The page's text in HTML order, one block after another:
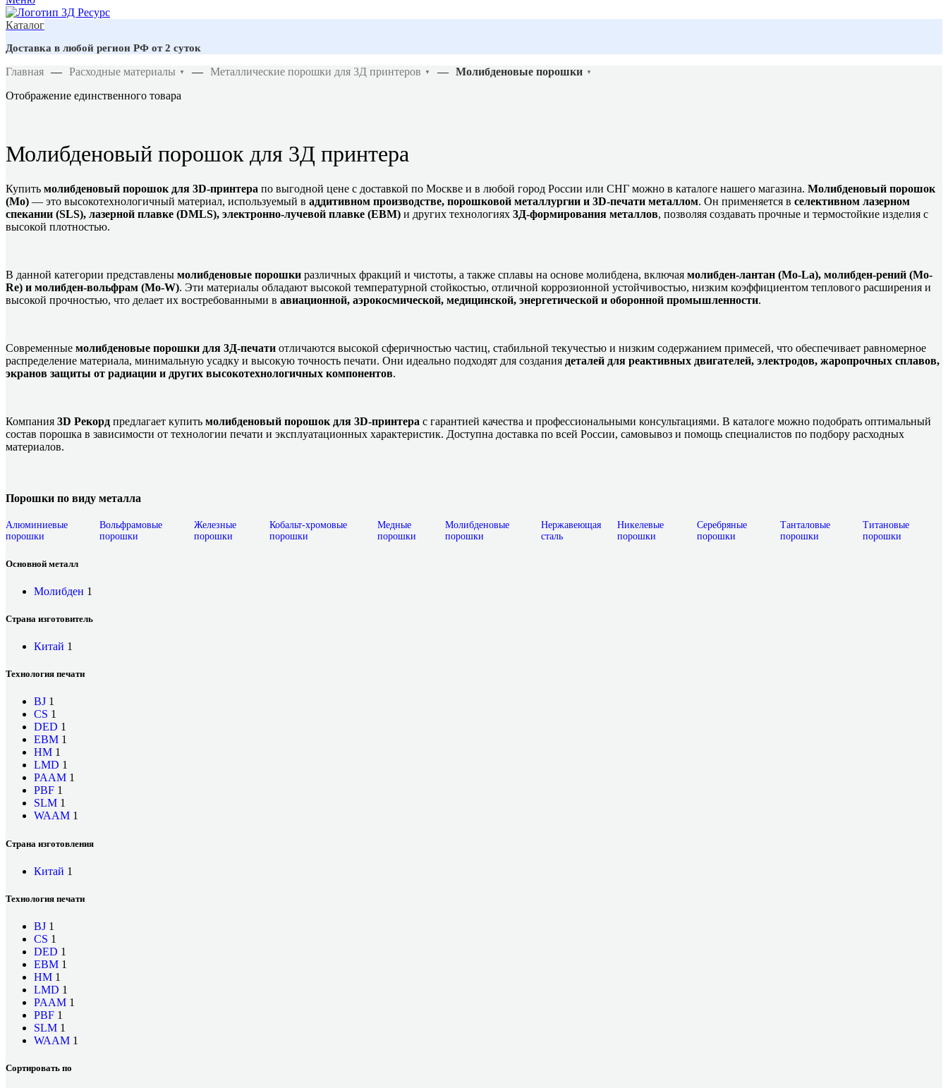
Каталог
Доставка в любой регион РФ от 2 суток
Главная — Расходные материалы ▼ — Металлические порошки для 3Д принтеров ▼ — Молибденовые порошки ▼
Отображение единственного товара
Молибденовый порошок для 3Д принтера
Купить молибденовый порошок для 3D-принтера по выгодной цене с доставкой по Москве и в любой город России или СНГ можно в каталоге нашего магазина. Молибденовый порошок
(Mo) — это высокотехнологичный материал, используемый в аддитивном производстве, порошковой металлургии и 3D-печати металлом. Он применяется в селективном лазерном
спекании (SLS), лазерной плавке (DMLS), электронно-лучевой плавке (EBM) и других технологиях 3Д-формирования металлов, позволяя создавать прочные и термостойкие изделия с
высокой плотностью.
В данной категории представлены молибденовые порошки различных фракций и чистоты, а также сплавы на основе молибдена, включая молибден-лантан (Mo-La), молибден-рений (Mo-
Re) и молибден-вольфрам (Mo-W). Эти материалы обладают высокой температурной стойкостью, отличной коррозионной устойчивостью, низким коэффициентом теплового расширения и
высокой прочностью, что делает их востребованными в авиационной, аэрокосмической, медицинской, энергетической и оборонной промышленности.
Современные молибденовые порошки для 3Д-печати отличаются высокой сферичностью частиц, стабильной текучестью и низким содержанием примесей, что обеспечивает равномерное
распределение материала, минимальную усадку и высокую точность печати. Они идеально подходят для создания деталей для реактивных двигателей, электродов, жаропрочных сплавов,
экранов защиты от радиации и других высокотехнологичных компонентов.
Компания 3D Рекорд предлагает купить молибденовый порошок для 3D-принтера с гарантией качества и профессиональными консультациями. В каталоге можно подобрать оптимальный
состав порошка в зависимости от технологии печати и эксплуатационных характеристик. Доступна доставка по всей России, самовывоз и помощь специалистов по подбору расходных
материалов.
Порошки по виду металла
Алюминиевые
порошки
Вольфрамовые
порошки
Железные
порошки
Кобальт-хромовые
порошки
Медные
порошки
Молибденовые
порошки
Нержавеющая
сталь
Никелевые
порошки
Серебряные
порошки
Танталовые
порошки
Титановые
порошки
Основной металл
Молибден 1
Страна изготовитель
Китай 1
Технология печати
BJ 1
CS 1
DED 1
EBM 1
HM 1
LMD 1
PAAM 1
PBF 1
SLM 1
WAAM 1
Страна изготовления
Китай 1
Технология печати
BJ 1
CS 1
DED 1
EBM 1
HM 1
LMD 1
PAAM 1
PBF 1
SLM 1
WAAM 1
Сортировать по